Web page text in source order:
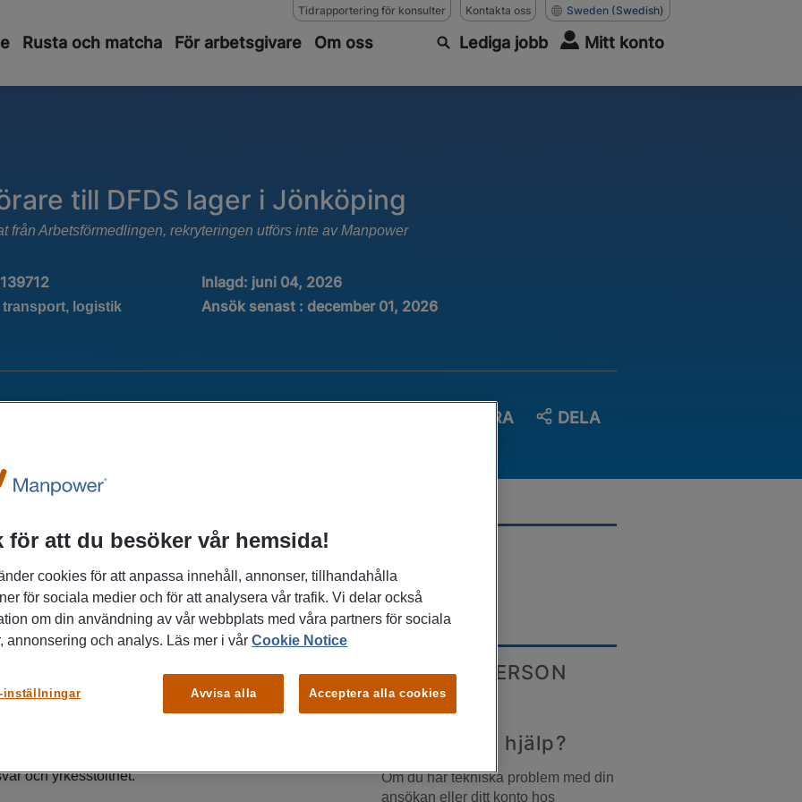
Tidrapportering för konsulter Kontakta oss Sweden (Swedish)
Rusta och matcha För arbetsgivare Om oss Lediga jobb Mitt konto
till DFDS lager i Jönköping
från Arbetsförmedlingen, rekryteringen utförs inte av Manpower
Inlagd: juni 04, 2026
transport, logistik
Ansök senast : december 01, 2026
as SPARA DELA
en god samarbetsförmåga och uppskattar att bidra
Hos oss får du utvecklas och bli en viktig del av
för en ny utmaning inom lager och logistik på
en del av en modern och expansiv verksamhet
kvalitet står i fokus.
teamet med dig som vill arbeta och bidra
och yrkesstolthet.
Jönköping
KONTAKTPERSON
Behöver du hjälp?
Om du har tekniska problem med din
ansökan eller ditt konto hos
för att du besöker vår hemsida!
cookies för att anpassa innehåll, annonser, tillhandahålla
för sociala medier och för att analysera vår trafik. Vi delar också
om din användning av vår webbplats med våra partners för sociala
annonsering och analys. Läs mer i vårCookie Notice
Avvisa alla Acceptera alla cookies
inställningar